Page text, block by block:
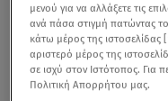
μενού για να αλλάξετε τις
ανά πάσα στιγμή πατώντας
κάτω μέρος της ιστοσελίδας
αριστερό μέρος της
σε ισχύ στον Ιστότοπος. Για
Πολιτική Απορρήτου μας.